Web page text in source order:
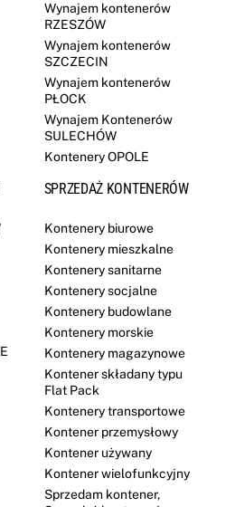
Wynajem kontenerów
RZESZÓW
Wynajem kontenerów
SZCZECIN
Wynajem kontenerów
PŁOCK
Wynajem Kontenerów
SULECHÓW
Kontenery OPOLE
SPRZEDAŻ KONTENERÓW
Kontenery biurowe
Kontenery mieszkalne
Kontenery sanitarne
Kontenery socjalne
Kontenery budowlane
Kontenery morskie
Kontenery magazynowe
Kontener składany typu
Flat Pack
Kontenery transportowe
Kontener przemysłowy
Kontener używany
Kontener wielofunkcyjny
Sprzedam kontener,